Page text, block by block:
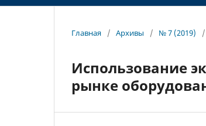
Главная / Архивы / № 7 (2019) /
Использование
рынке